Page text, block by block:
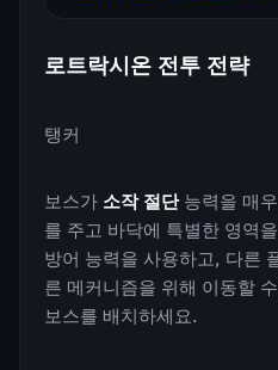
로트락시온 전투 전략
탱커
보스가 소작 절단능력을 매
를 주고 바닥에 특별한 영역
방어 능력을 사용하고, 다른
른 메커니즘을 위해 이동할
보스를 배치하세요.